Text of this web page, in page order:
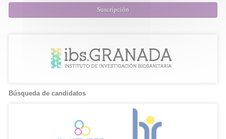
Suscripción
Búsqueda de candidatos